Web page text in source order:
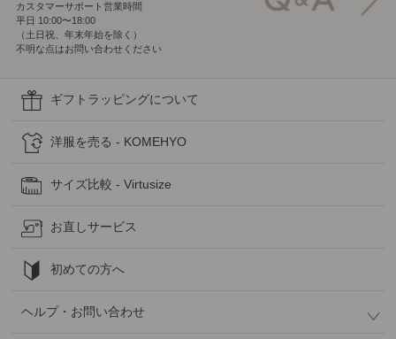
カスタマーサポート営業時間
平日 10:00〜18:00
（土日祝、年末年始を除く）
不明な点はお問い合わせください
ギフトラッピングについて
洋服を売る - KOMEHYO
サイズ比較 - Virtusize
お直しサービス
初めての方へ
ヘルプ・お問い合わせ